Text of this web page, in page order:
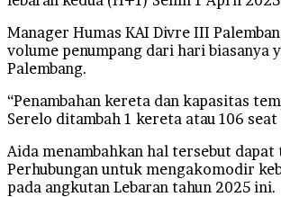
Manager Humas KAI Divre III
volume penumpang dari hari biasanya
Palembang.
“Penambahan kereta dan kapasitas
Serelo ditambah 1 kereta atau 106
Aida menambahkan hal tersebut
Perhubungan untuk mengakomodir
pada angkutan Lebaran tahun 2025 ini.